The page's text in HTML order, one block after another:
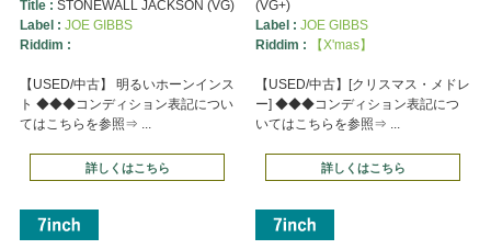
Title : STONEWALL JACKSON (VG)
Label : JOE GIBBS
Riddim :
【USED/中古】 明るいホーンインス
ト ◆◆◆コンディション表記につい
てはこちらを参照⇒ ...
詳しくはこちら
(VG+)
Label : JOE GIBBS
Riddim :
【X'mas】
【USED/中古】[クリスマス・メドレ
ー] ◆◆◆コンディション表記につ
いてはこちらを参照⇒ ...
詳しくはこちら